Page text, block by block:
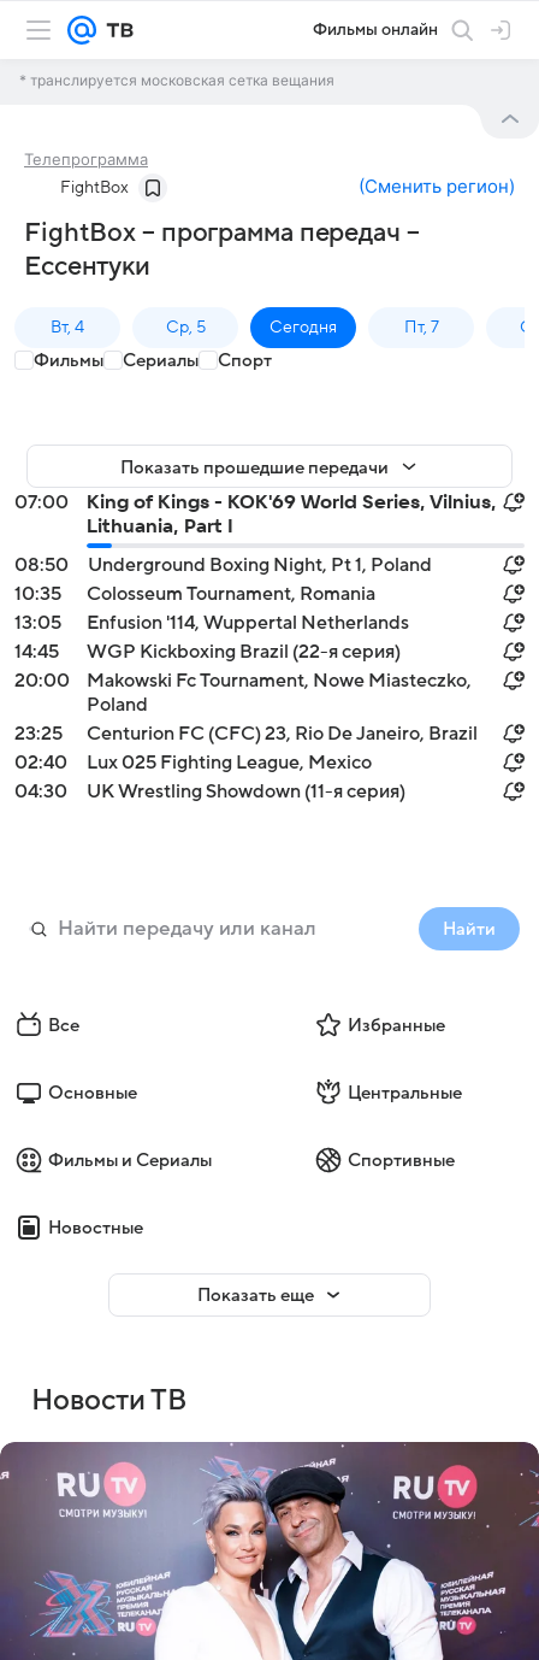
Фильмы онлайн
* транслируется московская сетка вещания
Телепрограмма
FightBox (Сменить регион)
FightBox – программа передач –
Ессентуки
Вт, 4 Ср, 5 Сегодня Пт, 7
Фильмы Сериалы Спорт
Показать прошедшие передачи
07:00
King of Kings - KOK'69 World Series, Vilnius,
Lithuania, Part I
08:50
Underground Boxing Night, Pt 1, Poland
10:35
Colosseum Tournament, Romania
13:05
Enfusion '114, Wuppertal Netherlands
14:45
WGP Kickboxing Brazil (22-я серия)
20:00
Makowski Fc Tournament, Nowe Miasteczko,
Poland
23:25
Centurion FC (CFC) 23, Rio De Janeiro, Brazil
02:40
Lux 025 Fighting League, Mexico
04:30
UK Wrestling Showdown (11-я серия)
Найти
Все Избранные
Основные Центральные
Фильмы и Сериалы Спортивные
Новостные
Показать еще
Новости ТВ